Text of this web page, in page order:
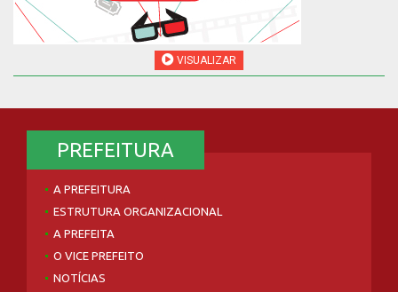
VISUALIZAR
PREFEITURA
A PREFEITURA
ESTRUTURA ORGANIZACIONAL
A PREFEITA
O VICE PREFEITO
NOTÍCIAS